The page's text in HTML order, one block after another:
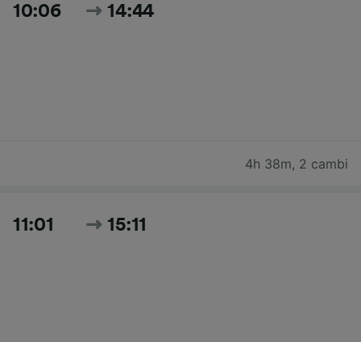
10:06 14:44
4h 38m, 2 cambi
11:01 15:11